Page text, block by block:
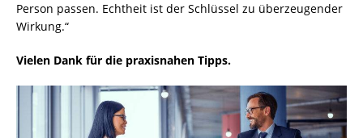
Person passen. Echtheit ist der Schlüssel zu überzeugender
Wirkung.“
Vielen Dank für die praxisnahen Tipps.